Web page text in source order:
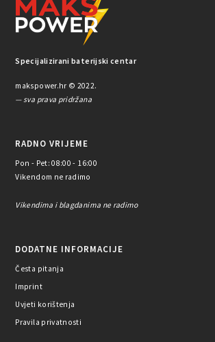
Specijalizirani baterijski centar
makspower.hr © 2022.
— sva prava pridržana
RADNO VRIJEME
Pon - Pet: 08:00 - 16:00
Vikendom ne radimo
Vikendima i blagdanima ne radimo
DODATNE INFORMACIJE
Česta pitanja
Imprint
Uvjeti korištenja
Pravila privatnosti